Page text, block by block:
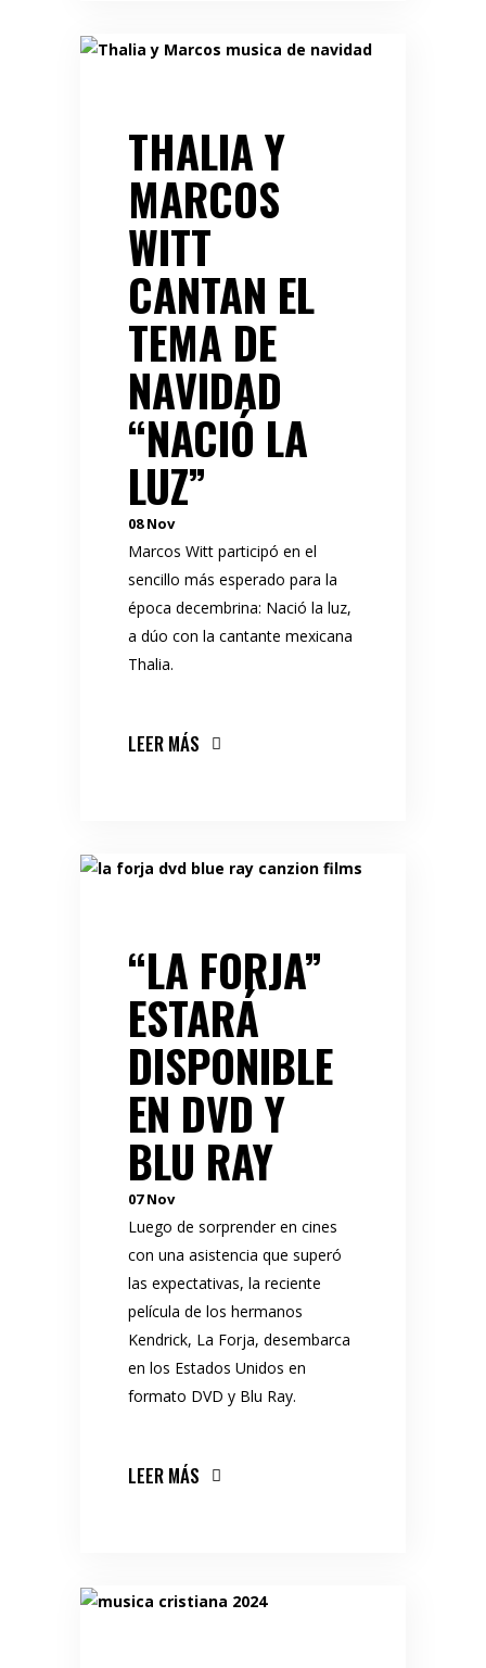
THALIA Y
MARCOS
WITT
CANTAN EL
TEMA DE
NAVIDAD
“NACIÓ LA
LUZ”
08 Nov
Marcos Witt participó en el
sencillo más esperado para la
época decembrina: Nació la luz,
a dúo con la cantante mexicana
Thalia.
LEER MÁS
“LA FORJA”
ESTARÁ
DISPONIBLE
EN DVD Y
BLU RAY
07 Nov
Luego de sorprender en cines
con una asistencia que superó
las expectativas, la reciente
película de los hermanos
Kendrick, La Forja, desembarca
en los Estados Unidos en
formato DVD y Blu Ray.
LEER MÁS